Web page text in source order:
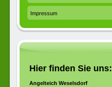
Impressum
Hier finden Sie uns:
Angelteich Weselsdorf